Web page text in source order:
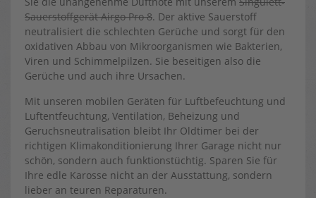
Sauerstoffgerät Airgo Pro 8. Der aktive Sauerstoff
neutralisiert die schlechten Gerüche und sorgt für den
oxidativen Abbau von Mikroorganismen wie Bakterien,
Viren und Schimmelpilzen. Sie beseitigen also die
Gerüche und auch ihre Ursachen.
Mit unseren mobilen Geräten für Luftbefeuchtung und
Luftentfeuchtung, Ventilation, Beheizung und
Geruchsneutralisation bleibt Ihr Oldtimer bei der
richtigen Klimakonditionierung Ihrer Garage nicht nur
schön, sondern auch funktionstüchtig. Sparen Sie für
Ihre edle Karosse nicht an der Ausstattung, sondern
lieber an teuren Reparaturen.